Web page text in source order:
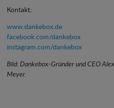
Kontakt:
www.dankebox.de
facebook.com/dankebox
instagram.com/dankebox
Bild: Dankebox-Gründer und CEO
Meyer.